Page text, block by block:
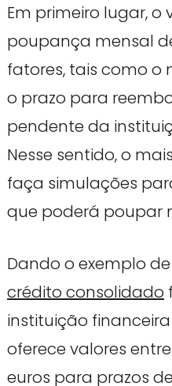
Em primeiro lugar, o
poupança mensal
fatores, tais como o
o prazo para
pendente da
Nesse sentido, o
faça simulações
que poderá poupar
Dando o exemplo
crédito consolidado
instituição financeira
oferece valores
euros para prazos